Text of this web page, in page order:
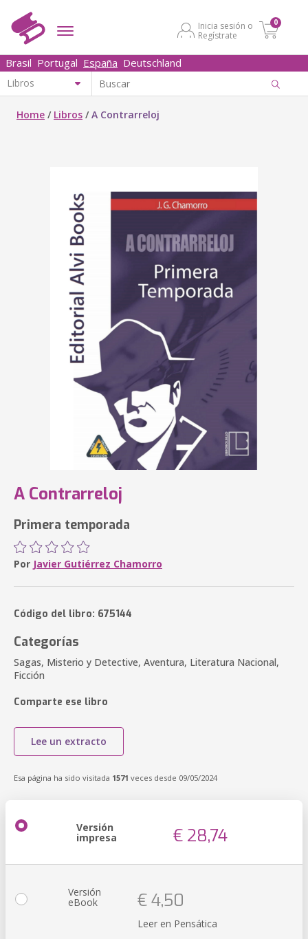
Inicia sesión o
Regístrate
0
Brasil Portugal España Deutschland
Home / Libros /A Contrarreloj
A Contrarreloj
Primera temporada
Por Javier Gutiérrez Chamorro
Código del libro: 675144
Categorías
Sagas, Misterio y Detective, Aventura, Literatura Nacional,
Ficción
Comparte ese libro
Lee un extracto
Esa página ha sido visitada 1571 veces desde 09/05/2024
Versión
impresa € 28,74
Versión
eBook € 4,50
Leer en Pensática